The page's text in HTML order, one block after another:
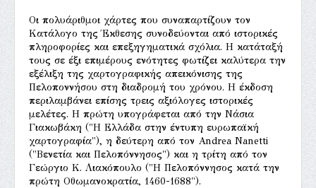
Οι πολυάριθμοι χάρτες που συναπαρτίζουν τον
Κατάλογο της Έκθεσης συνοδεύονται από ιστορικές
πληροφορίες και επεξηγηματικά σχόλια. Η κατάταξή
τους σε έξι επιμέρους ενότητες φωτίζει καλύτερα την
εξέλιξη της χαρτογραφικής απεικόνισης της
Πελοποννήσου στη διαδρομή του χρόνου. Η έκδοση
περιλαμβάνει επίσης τρεις αξιόλογες ιστορικές
μελέτες. Η πρώτη υπογράφεται από την Νάσια
Γιακωβάκη ("Η Ελλάδα στην έντυπη ευρωπαϊκή
χαρτογραφία"), η δεύτερη από τον Andrea Nanetti
("Βενετία και Πελοπόννησος") και η τρίτη από τον
Γεώργιο Κ. Λιακόπουλο ("Η Πελοπόννησος κατά την
πρώτη Οθωμανοκρατία, 1460-1688").